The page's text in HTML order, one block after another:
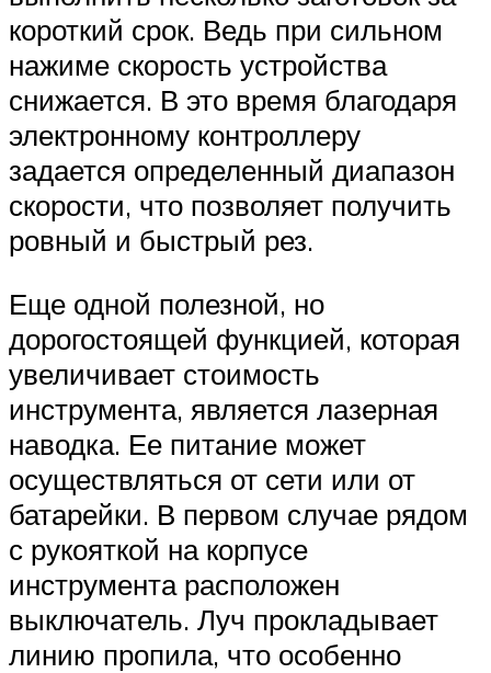
короткий срок. Ведь при сильном
нажиме скорость устройства
снижается. В это время благодаря
электронному контроллеру
задается определенный диапазон
скорости, что позволяет получить
ровный и быстрый рез.
Еще одной полезной, но
дорогостоящей функцией, которая
увеличивает стоимость
инструмента, является лазерная
наводка. Ее питание может
осуществляться от сети или от
батарейки. В первом случае рядом
с рукояткой на корпусе
инструмента расположен
выключатель. Луч прокладывает
линию пропила, что особенно